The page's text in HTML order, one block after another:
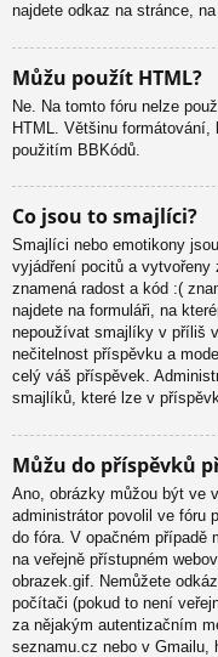
najdete odkaz na stránce,
Můžu použít HTML?
Ne. Na tomto fóru nelze
HTML. Většinu
použitím BBKódů.
Co jsou to smajlíci?
Smajlíci nebo emotikony
vyjádření pocitů a vytvořeny
znamená radost a kód :(
najdete na formuláři, na
nepoužívat smajlíky v příliš
nečitelnost příspěvku a
celý váš příspěvek.
smajlíků, které lze v
Můžu do příspěvků
Ano, obrázky můžou být ve
administrátor povolil ve fóru
do fóra. V opačném případě
na veřejně přístupném
obrazek.gif. Nemůžete
počítači (pokud to není
za nějakým autentizačním
seznamu.cz nebo v Gmailu,